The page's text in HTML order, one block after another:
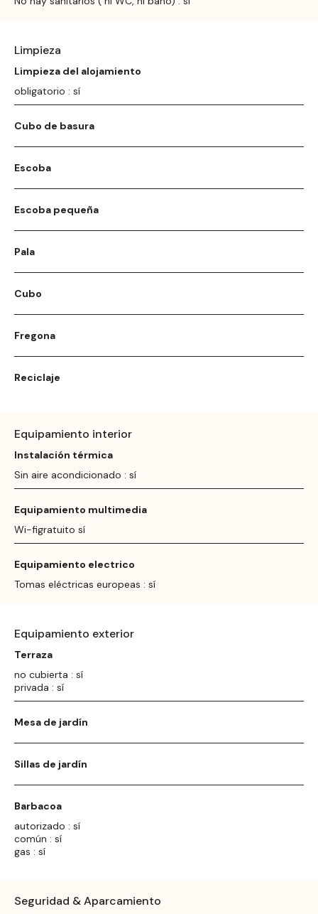
Limpieza
Limpieza del alojamiento
obligatorio : sí
Cubo de basura
Escoba
Escoba pequeña
Pala
Cubo
Fregona
Reciclaje
Equipamiento interior
Instalación térmica
Sin aire acondicionado : sí
Equipamiento multimedia
Wi-figratuito sí
Equipamiento electrico
Tomas eléctricas europeas : sí
Equipamiento exterior
Terraza
no cubierta : sí
privada : sí
Mesa de jardín
Sillas de jardín
Barbacoa
autorizado : sí
común : sí
gas : sí
Seguridad & Aparcamiento